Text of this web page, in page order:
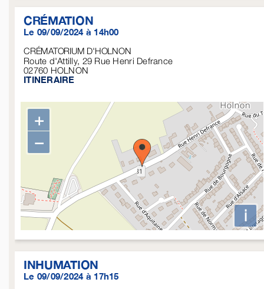
CRÉMATION
Le 09/09/2024 à 14h00
CRÉMATORIUM D'HOLNON
Route d'Attilly, 29 Rue Henri Defrance
02760 HOLNON
ITINERAIRE
+
−
i
INHUMATION
Le 09/09/2024 à 17h15